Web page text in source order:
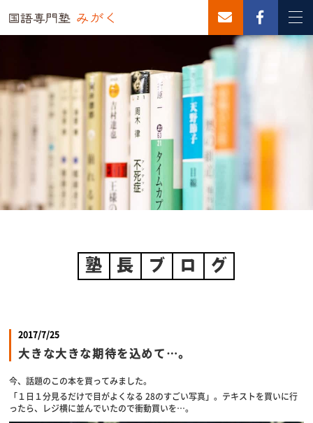
塾 長 ブ ロ グ
2017/7/25
大きな大きな期待を込めて…。
今、話題のこの本を買ってみました。
「１日１分見るだけで目がよくなる 28のすごい写真」。テキストを買いに行
ったら、レジ横に並んでいたので衝動買いを…。